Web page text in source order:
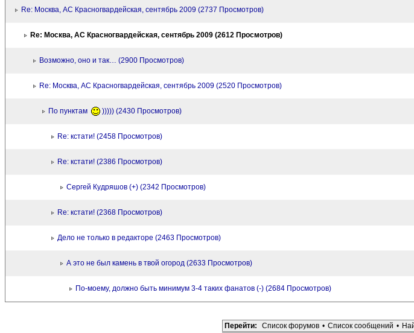
Re: Москва, АС Красногвардейская, сентябрь 2009 (2737 Просмотров)
Re: Москва, АС Красногвардейская, сентябрь 2009 (2612 Просмотров)
Возможно, оно и так… (2900 Просмотров)
Re: Москва, АС Красногвардейская, сентябрь 2009 (2520 Просмотров)
По пунктам ))))) (2430 Просмотров)
Re: кстати! (2458 Просмотров)
Re: кстати! (2386 Просмотров)
Сергей Кудряшов (+) (2342 Просмотров)
Re: кстати! (2368 Просмотров)
Дело не только в редакторе (2463 Просмотров)
А это не был камень в твой огород (2633 Просмотров)
По-моему, должно быть минимум 3-4 таких фанатов (-) (2684 Просмотров)
Перейти: Список форумов • Список сообщений •